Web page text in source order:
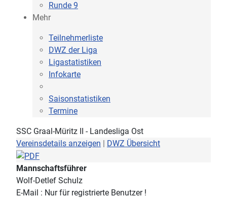
Runde 9
Mehr
Teilnehmerliste
DWZ der Liga
Ligastatistiken
Infokarte
Saisonstatistiken
Termine
SSC Graal-Müritz II - Landesliga Ost
Vereinsdetails anzeigen | DWZ Übersicht
Mannschaftsführer
Wolf-Detlef Schulz
E-Mail : Nur für registrierte Benutzer !